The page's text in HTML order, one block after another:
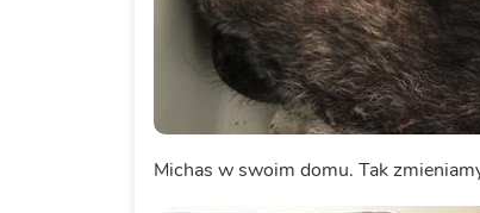
Michas w swoim domu. Tak